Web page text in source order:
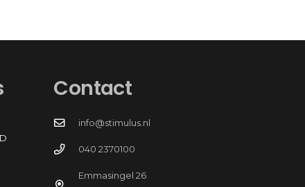
Contact
info@stimulus.nl
040 2370100
Emmasingel 26